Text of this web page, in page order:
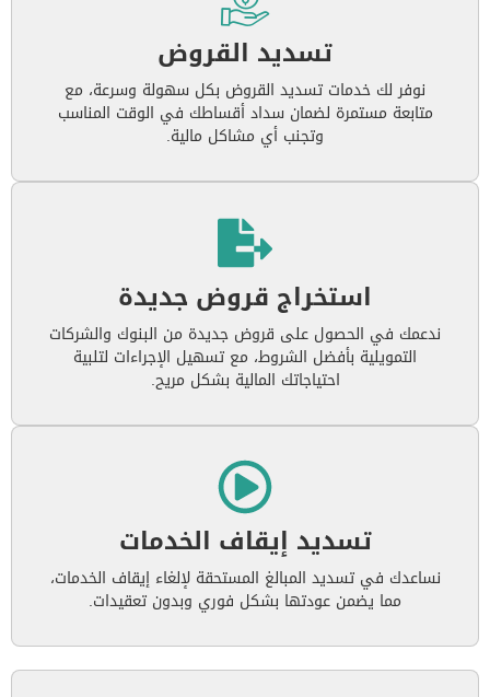
تسديد القروض
نوفر لك خدمات تسديد القروض بكل سهولة وسرعة، مع
متابعة مستمرة لضمان سداد أقساطك في الوقت المناسب
وتجنب أي مشاكل مالية.
استخراج قروض جديدة
ندعمك في الحصول على قروض جديدة من البنوك والشركات
التمويلية بأفضل الشروط، مع تسهيل الإجراءات لتلبية
احتياجاتك المالية بشكل مريح.
تسديد إيقاف الخدمات
نساعدك في تسديد المبالغ المستحقة لإلغاء إيقاف الخدمات،
مما يضمن عودتها بشكل فوري وبدون تعقيدات.